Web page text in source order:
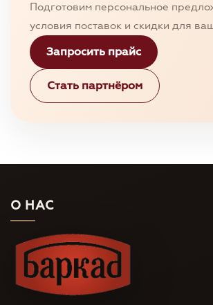
Подготовим персональное
условия поставок и скидки для
Запросить прайс
Стать партнёром
О НАС